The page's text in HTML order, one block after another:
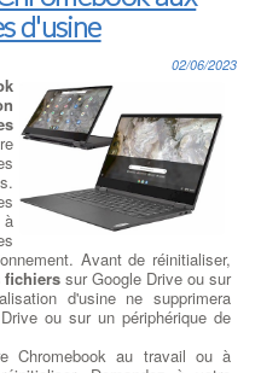
d'usine
02/06/2023
à
Avant de réinitialiser,
fichiers sur Google Drive ou sur
d'usine ne supprimera
ou sur un périphérique de
Chromebook au travail ou à